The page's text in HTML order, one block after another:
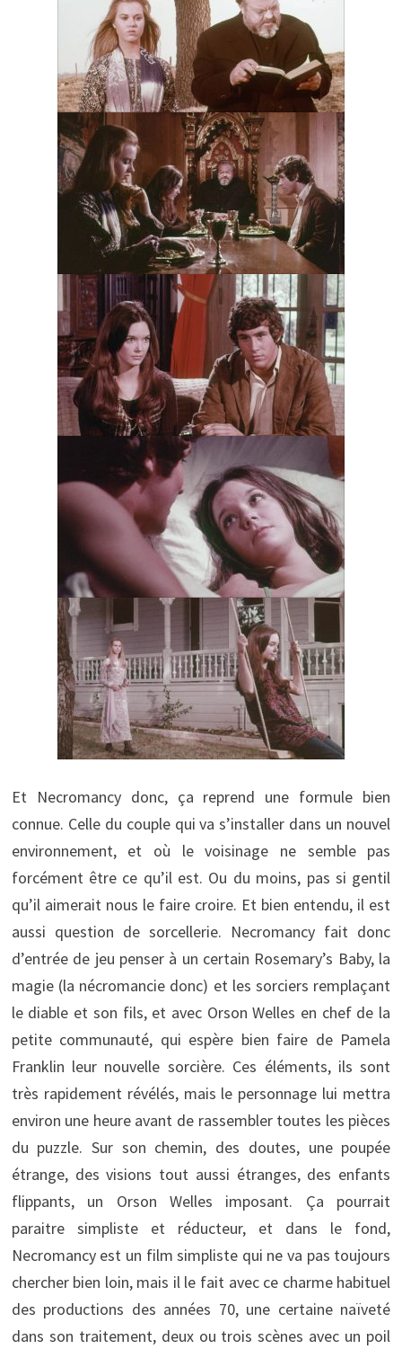
Et Necromancy donc, ça reprend une formule bien
connue. Celle du couple qui va s’installer dans un nouvel
environnement, et où le voisinage ne semble pas
forcément être ce qu’il est. Ou du moins, pas si gentil
qu’il aimerait nous le faire croire. Et bien entendu, il est
aussi question de sorcellerie. Necromancy fait donc
d’entrée de jeu penser à un certain Rosemary’s Baby, la
magie (la nécromancie donc) et les sorciers remplaçant
le diable et son fils, et avec Orson Welles en chef de la
petite communauté, qui espère bien faire de Pamela
Franklin leur nouvelle sorcière. Ces éléments, ils sont
très rapidement révélés, mais le personnage lui mettra
environ une heure avant de rassembler toutes les pièces
du puzzle. Sur son chemin, des doutes, une poupée
étrange, des visions tout aussi étranges, des enfants
flippants, un Orson Welles imposant. Ça pourrait
paraitre simpliste et réducteur, et dans le fond,
Necromancy est un film simpliste qui ne va pas toujours
chercher bien loin, mais il le fait avec ce charme habituel
des productions des années 70, une certaine naïveté
dans son traitement, deux ou trois scènes avec un poil